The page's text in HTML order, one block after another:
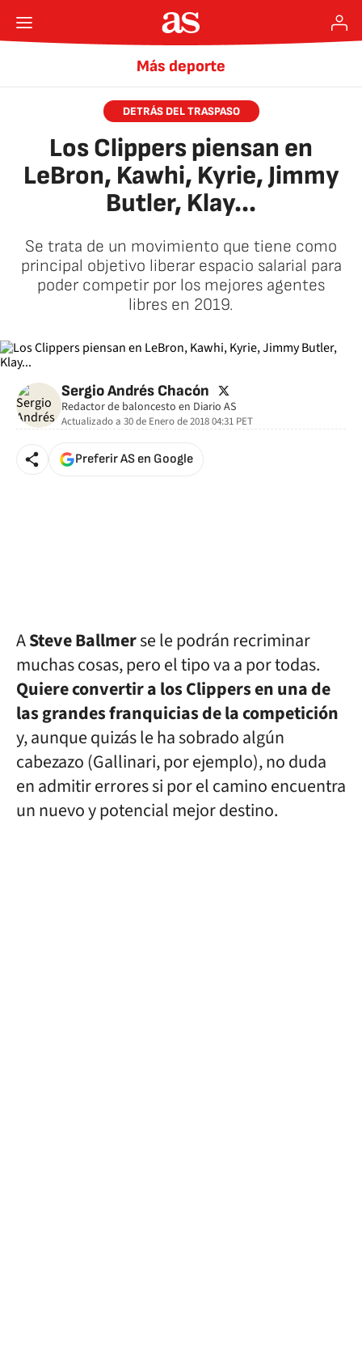
Más deporte
DETRÁS DEL TRASPASO
Los Clippers piensan en
LeBron, Kawhi, Kyrie, Jimmy
Butler, Klay...
Se trata de un movimiento que tiene como
principal objetivo liberar espacio salarial para
poder competir por los mejores agentes
libres en 2019.
Sergio Andrés Chacón twitter
Redactor de baloncesto en Diario AS
Actualizado a 30 de Enero de 2018 04:31 PET
Preferir AS en Google
ASteve Ballmerse le podrán recriminar
muchas cosas, pero el tipo va a por todas.
Quiere convertir a los Clippers en una de
las grandes franquicias de la competición
y, aunque quizás le ha sobrado algún
cabezazo (Gallinari, por ejemplo), no duda
en admitir errores si por el camino encuentra
un nuevo y potencial mejor destino.